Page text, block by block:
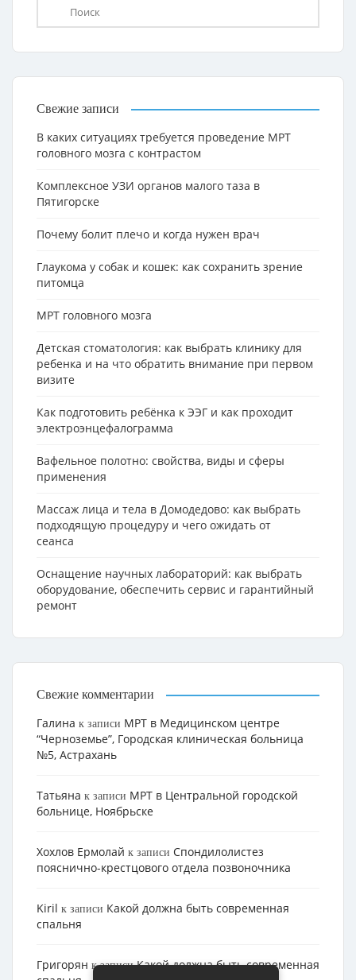
Свежие записи
В каких ситуациях требуется проведение МРТ
головного мозга с контрастом
Комплексное УЗИ органов малого таза в
Пятигорске
Почему болит плечо и когда нужен врач
Глаукома у собак и кошек: как сохранить зрение
питомца
МРТ головного мозга
Детская стоматология: как выбрать клинику для
ребенка и на что обратить внимание при первом
визите
Как подготовить ребёнка к ЭЭГ и как проходит
электроэнцефалограмма
Вафельное полотно: свойства, виды и сферы
применения
Массаж лица и тела в Домодедово: как выбрать
подходящую процедуру и чего ожидать от
сеанса
Оснащение научных лабораторий: как выбрать
оборудование, обеспечить сервис и гарантийный
ремонт
Свежие комментарии
Галина к записи МРТ в Медицинском центре
“Черноземье”, Городская клиническая больница
№5, Астрахань
Татьяна к записи МРТ в Центральной городской
больнице, Ноябрьске
Хохлов Ермолай к записи Cпондилолистез
пояснично-крестцового отдела позвоночника
Kiril к записи Какой должна быть современная
спальня
Григорян к записиКакой должна быть современная